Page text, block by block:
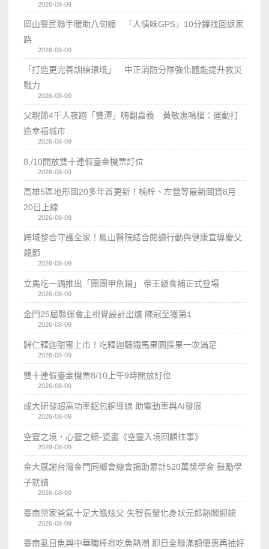
2026-08-09
岡山警民聯手暖助八旬嬤 「人情味GPS」10分鐘找回返家
路
2026-08-09
「打造更完善訓練環境」 中正消防分隊強化體能提升救災
戰力
2026-08-09
父親節4千人夜跑「雙潭」嗨翻嘉義 黃敏惠鳴槍：運動打
造幸福城市
2026-08-09
8,/10開放雙十連假臺金機票訂位
2026-08-09
高雄5區地形圖20多年首更新！楠梓、左營等最新圖資8月
20日上線
2026-08-09
跨域整合守護全家！鳳山醫院結合閱讀行動與健康宣導慶父
親節
2026-08-09
立馬吃一鍋推出「團團甲魚鍋」 帝王級食補正式登場
2026-08-09
金門25屆縣運會主視覺設計出爐 陳冠至獲第1
2026-08-09
歸仁釋迦甜蜜上市！吃釋迦騎鐵馬果園採果一次滿足
2026-08-09
雙十連假臺金機票8/10上午9時開放訂位
2026-08-09
成大研發超高功率鋁包銅導線 助電動車與AI發展
2026-08-09
空靈之境，心靈之鏡-瓷畫《空𩆜入境回顧往事》
2026-08-09
金大感謝台灣金門同鄉會總會捐助累計520萬獎學金 鼓勵學
子就讀
2026-08-09
臺南榮家爸氣十足大膽炫父 失智長輩化身狀元郎熱鬧迎親
2026-08-09
臺南虱目魚與中華職棒掀吃魚熱潮 即日全聯滿額優惠再抽好